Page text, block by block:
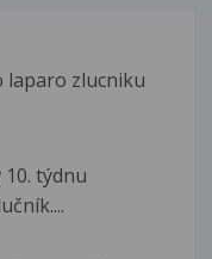
laparo zlucniku
týdnu